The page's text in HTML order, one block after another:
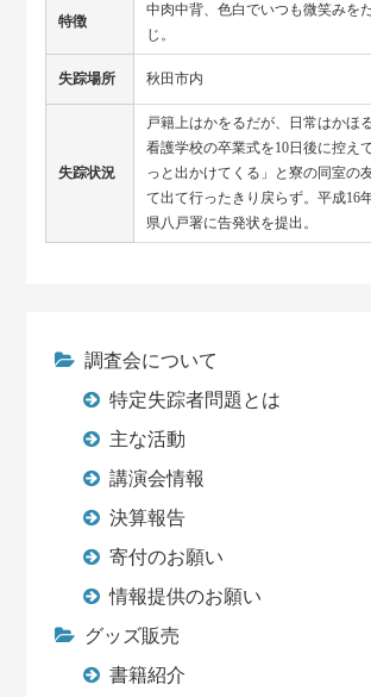
特徴
中肉中背、色白でいつも微笑みを
じ。
失踪場所 秋田市内
失踪状況
戸籍上はかをるだが、日常はかほ
看護学校の卒業式を10日後に控え
っと出かけてくる」と寮の同室の
て出て行ったきり戻らず。平成16
県八戸署に告発状を提出。
調査会について
特定失踪者問題とは
主な活動
講演会情報
決算報告
寄付のお願い
情報提供のお願い
グッズ販売
書籍紹介